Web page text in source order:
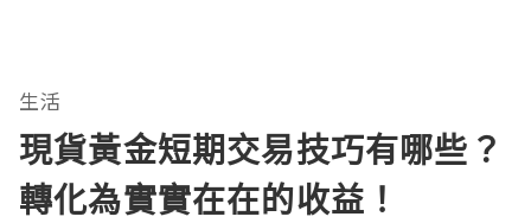
生活
現貨黃金短期交易技巧有哪些？
轉化為實實在在的收益！